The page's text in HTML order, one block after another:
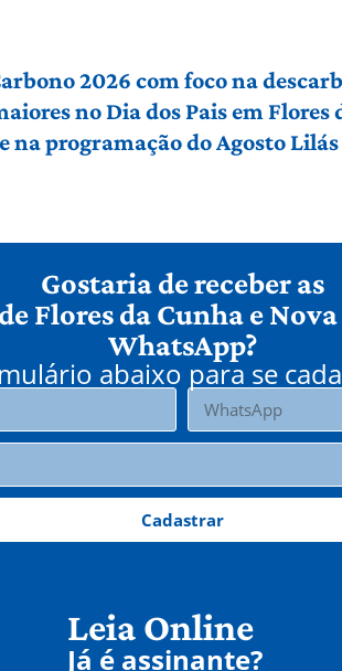
2026 com foco na
no Dia dos Pais em Flores
na programação do Agosto
Gostaria de receber as
Flores da Cunha e
WhatsApp?
abaixo para se
Cadastrar
Leia Online
Já é assinante?